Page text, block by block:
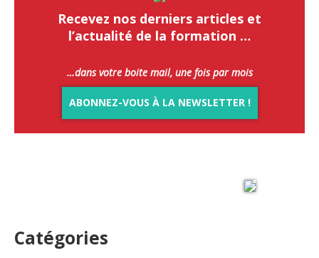
Recevez nos derniers articles et
l’actualité de la formation …
…dans votre boite mail, une fois par mois
ABONNEZ-VOUS À LA NEWSLETTER !
Catégories